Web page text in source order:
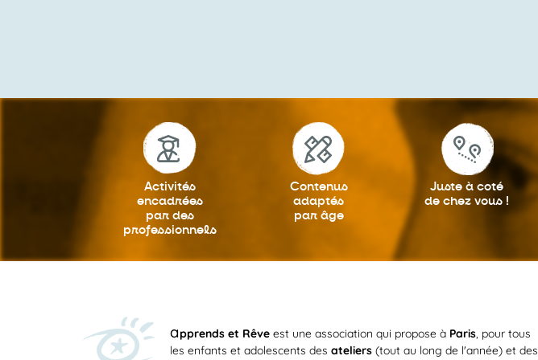
Activités
encadrées
par des
professionnels
Contenus
adaptés
par âge
Juste à coté
de chez vous !
apprends et Rêve est une association qui propose à Paris, pour tous
les enfants et adolescents desateliers (tout au long de l'année) et des